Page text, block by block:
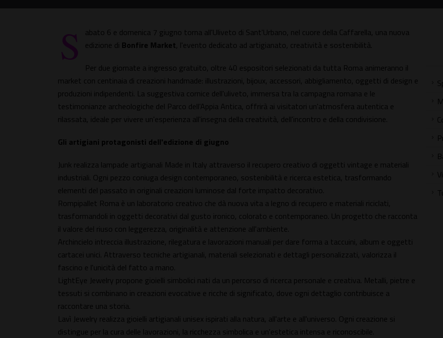
S
abato 6 e domenica 7 giugno torna all'Uliveto di Sant'Urbano, nel cuore della Caffarella, una nuova
edizione di Bonfire Market, l'evento dedicato ad artigianato, creatività e sostenibilità.
Per due giornate a ingresso gratuito, oltre 40 espositori selezionati da tutta Roma animeranno il
market con centinaia di creazioni handmade: illustrazioni, bijoux, accessori, abbigliamento, oggetti di design e
produzioni indipendenti. La suggestiva cornice dell'uliveto, immersa tra la campagna romana e le
testimonianze archeologiche del Parco dell'Appia Antica, offrirà ai visitatori un'atmosfera autentica e
rilassata, ideale per vivere un'esperienza all'insegna della creatività, dell'incontro e della condivisione.
Gli artigiani protagonisti dell'edizione di giugno
Junk realizza lampade artigianali Made in Italy attraverso il recupero creativo di oggetti vintage e materiali
industriali. Ogni pezzo coniuga design contemporaneo, sostenibilità e ricerca estetica, trasformando
elementi del passato in originali creazioni luminose dal forte impatto decorativo.
Rompipallet Roma è un laboratorio creativo che dà nuova vita a legno di recupero e materiali riciclati,
trasformandoli in oggetti decorativi dal gusto ironico, colorato e contemporaneo. Un progetto che racconta
il valore del riuso con leggerezza, originalità e attenzione all'ambiente.
Archincielo intreccia illustrazione, rilegatura e lavorazioni manuali per dare forma a taccuini, album e oggetti
cartacei unici. Attraverso tecniche artigianali, materiali selezionati e dettagli personalizzati, valorizza il
fascino e l'unicità del fatto a mano.
LightEye Jewelry propone gioielli simbolici nati da un percorso di ricerca personale e creativa. Metalli, pietre e
tessuti si combinano in creazioni evocative e ricche di significato, dove ogni dettaglio contribuisce a
raccontare una storia.
Lavì Jewelry realizza gioielli artigianali unisex ispirati alla natura, all'arte e all'universo. Ogni creazione si
distingue per la cura delle lavorazioni, la ricchezza simbolica e un'estetica intensa e riconoscibile.